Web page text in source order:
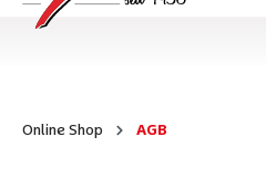
Online Shop AGB